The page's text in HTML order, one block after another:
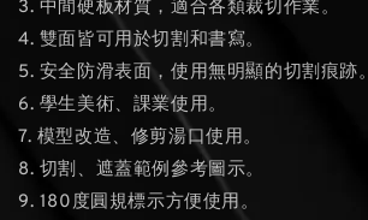
3. 中間硬板材質，適合各類裁切作業。
4. 雙面皆可用於切割和書寫。
5. 安全防滑表面，使用無明顯的切割痕跡。
6. 學生美術、課業使用。
7. 模型改造、修剪湯口使用。
8. 切割、遮蓋範例參考圖示。
9. 180度圓規標示方便使用。